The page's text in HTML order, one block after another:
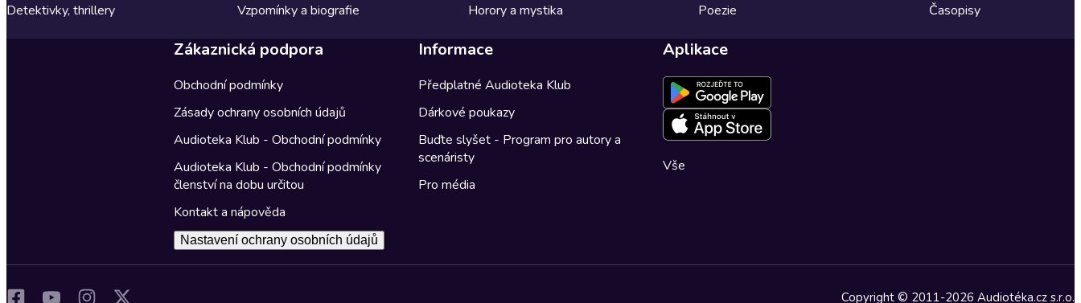
Detektivky, thrillery
Vzpomínky a biografie
Horory a mystika
Poezie
Časopisy
Zákaznická podpora
Obchodní podmínky
Zásady ochrany osobních údajů
Audioteka Klub - Obchodní podmínky
Audioteka Klub - Obchodní podmínky
členství na dobu určitou
Kontakt a nápověda
Nastavení ochrany osobních údajů
Informace
Předplatné Audioteka Klub
Dárkové poukazy
Buďte slyšet - Program pro autory a
scenáristy
Pro média
Aplikace
Vše
Copyright © 2011-2026 Audiotéka.cz s.r.o.